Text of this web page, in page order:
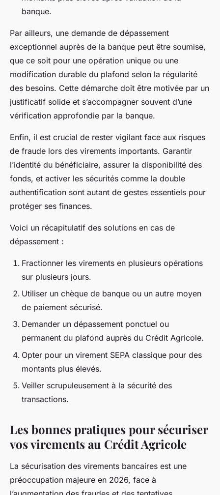
banque.
Par ailleurs, une demande de dépassement
exceptionnel auprès de la banque peut être soumise,
que ce soit pour une opération unique ou une
modification durable du plafond selon la régularité
des besoins. Cette démarche doit être motivée par un
justificatif solide et s’accompagner souvent d’une
vérification approfondie par la banque.
Enfin, il est crucial de rester vigilant face aux risques
de fraude lors des virements importants. Garantir
l’identité du bénéficiaire, assurer la disponibilité des
fonds, et activer les sécurités comme la double
authentification sont autant de gestes essentiels pour
protéger ses finances.
Voici un récapitulatif des solutions en cas de
dépassement :
Fractionner les virements en plusieurs opérations
sur plusieurs jours.
Utiliser un chèque de banque ou un autre moyen
de paiement sécurisé.
Demander un dépassement ponctuel ou
permanent du plafond auprès du Crédit Agricole.
Opter pour un virement SEPA classique pour des
montants plus élevés.
Veiller scrupuleusement à la sécurité des
transactions.
Les bonnes pratiques pour sécuriser
vos virements au Crédit Agricole
La sécurisation des virements bancaires est une
préoccupation majeure en 2026, face à